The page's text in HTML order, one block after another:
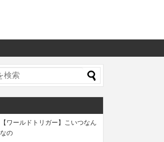
【ワールドトリガー】こいつなん
なの